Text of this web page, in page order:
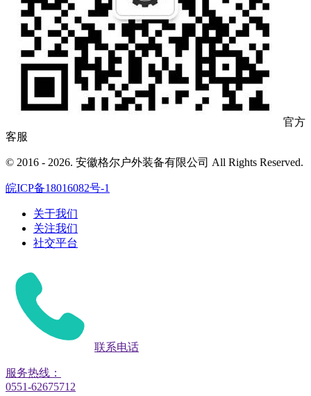
官方
客服
© 2016 - 2026. 安徽格尔户外装备有限公司 All Rights Reserved.
皖ICP备18016082号-1
关于我们
关注我们
社交平台
联系电话
服务热线：
0551-62675712